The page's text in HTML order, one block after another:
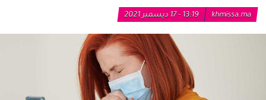
khmissa.ma 13:19 - 17 ديسمبر 2021